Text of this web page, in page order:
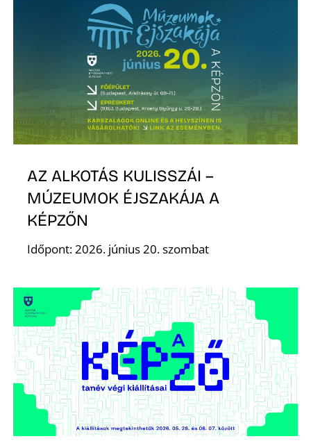
AZ ALKOTÁS KULISSZÁI –
MÚZEUMOK ÉJSZAKÁJA A
KÉPZŐN
Időpont: 2026. június 20. szombat